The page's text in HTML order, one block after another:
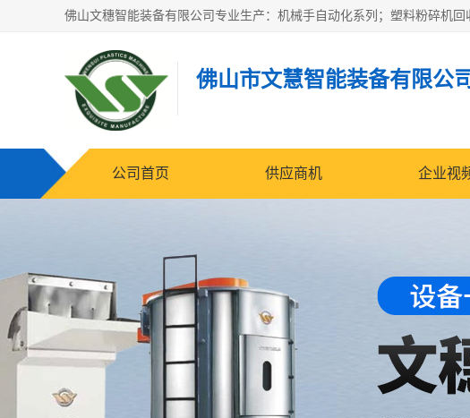
佛山市文慧智能装备有限公
公司首页 供应商机 企业视